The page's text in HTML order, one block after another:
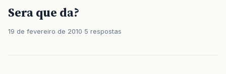
Sera que da?
19 de fevereiro de 2010 5 respostas